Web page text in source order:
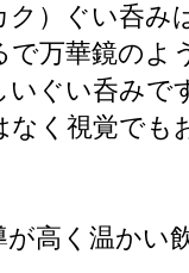
ク）ぐい呑み
で万華鏡のよ
ぐい呑みで
なく視覚でも
が高く温かい